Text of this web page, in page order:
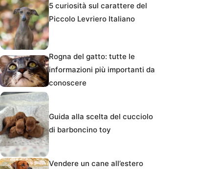
5 curiosità sul carattere del
Piccolo Levriero Italiano
Rogna del gatto: tutte le
informazioni più importanti da
conoscere
Guida alla scelta del cucciolo
di barboncino toy
Vendere un cane all’estero